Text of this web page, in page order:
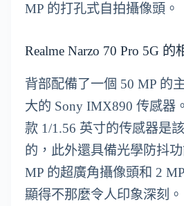
MP 的打孔式自拍攝像頭。
Realme Narzo 70 Pro 5G 的
背部配備了一個 50 MP 的
大的 Sony IMX890 传感器
款 1/1.56 英寸的传感器是
的，此外還具備光學防抖
MP 的超廣角攝像頭和 2
顯得不那麼令人印象深刻。